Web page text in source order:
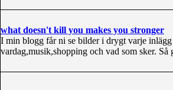
what doesn't kill you makes you stronger
I min blogg får ni se bilder i drygt varje
vardag,musik,shopping och vad som sker.